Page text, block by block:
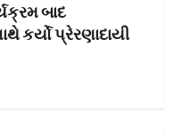
બાદ
કર્યો પ્રેરણાદાયી